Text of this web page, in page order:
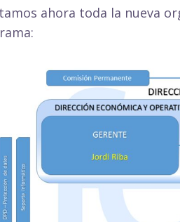
ahora toda la nueva